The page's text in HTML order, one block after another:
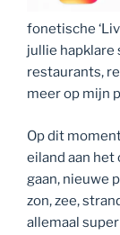
fonetische
jullie hapklare
restaurants,
meer op mijn
Op dit
eiland aan het
gaan, nieuwe
zon, zee,
allemaal